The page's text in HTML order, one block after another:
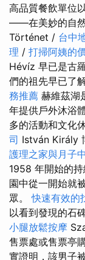
高品質餐飲單位
——在美妙的自然
Történet / 台中
理 / 打掃阿姨的
Hévíz 早已是古
們的祖先早已了
務推薦 赫維茲湖
年提供戶外沐浴
多的活動和文化
司 István Király
護理之家與月子
1958 年開始的
園中從一開始就
眾。快速有效的
以看到發現的石
小腿放鬆按摩
售票處或售票亭
實證明，該男子